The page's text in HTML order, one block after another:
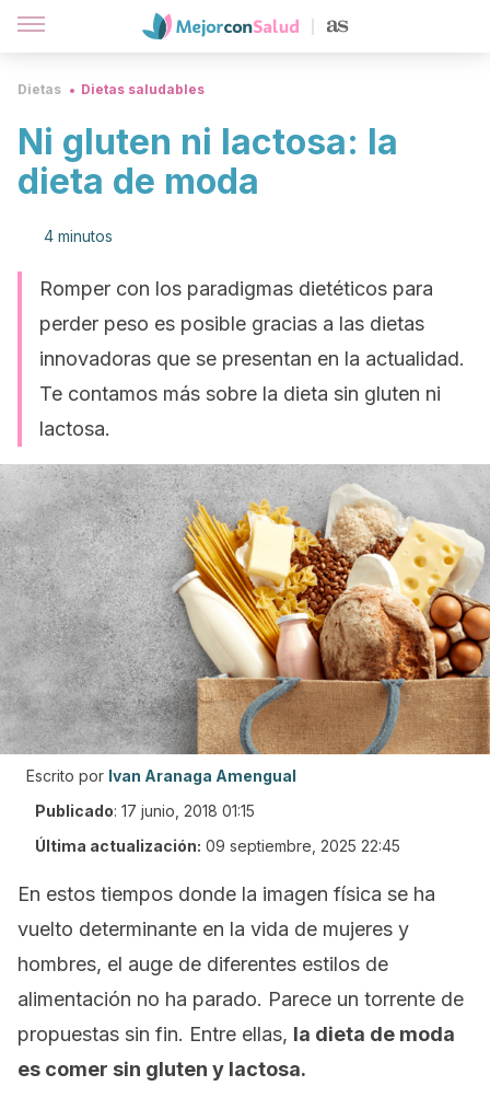
Dietas Dietas saludables
Ni gluten ni lactosa: la
dieta de moda
4 minutos
Romper con los paradigmas dietéticos para
perder peso es posible gracias a las dietas
innovadoras que se presentan en la actualidad.
Te contamos más sobre la dieta sin gluten ni
lactosa.
Escrito por Ivan Aranaga Amengual
Publicado: 17 junio, 2018 01:15
Última actualización: 09 septiembre, 2025 22:45
En estos tiempos donde la imagen física se ha
vuelto determinante en la vida de mujeres y
hombres, el auge de diferentes estilos de
alimentación no ha parado. Parece un torrente de
propuestas sin fin. Entre ellas, la dieta de moda
es comer sin gluten y lactosa.